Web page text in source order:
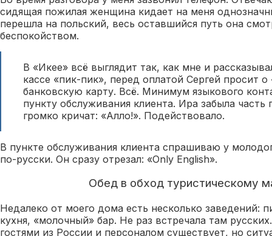
сидящая пожилая женщина кидает на меня
перешла на польский, весь оставшийся путь она
беспокойством.
В «Икее» всё выглядит так, как мне и
кассе «пик-пик», перед оплатой Сергей просит о
банковскую карту. Всё. Минимум языкового
пункту обслуживания клиента. Ира забыла часть
громко кричат: «Алло!». Подействовало.
В пункте обслуживания клиента спрашиваю у
по-русски. Он сразу отрезал: «Only English».
Обед в обход туристическому
Недалеко от моего дома есть несколько заведений:
кухня, «молочный» бар. Не раз встречала там
гостями из России и персоналом существует, но